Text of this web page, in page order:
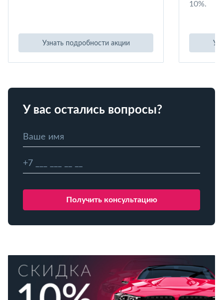
Узнать подробности акции
10%.
У вас остались вопросы?